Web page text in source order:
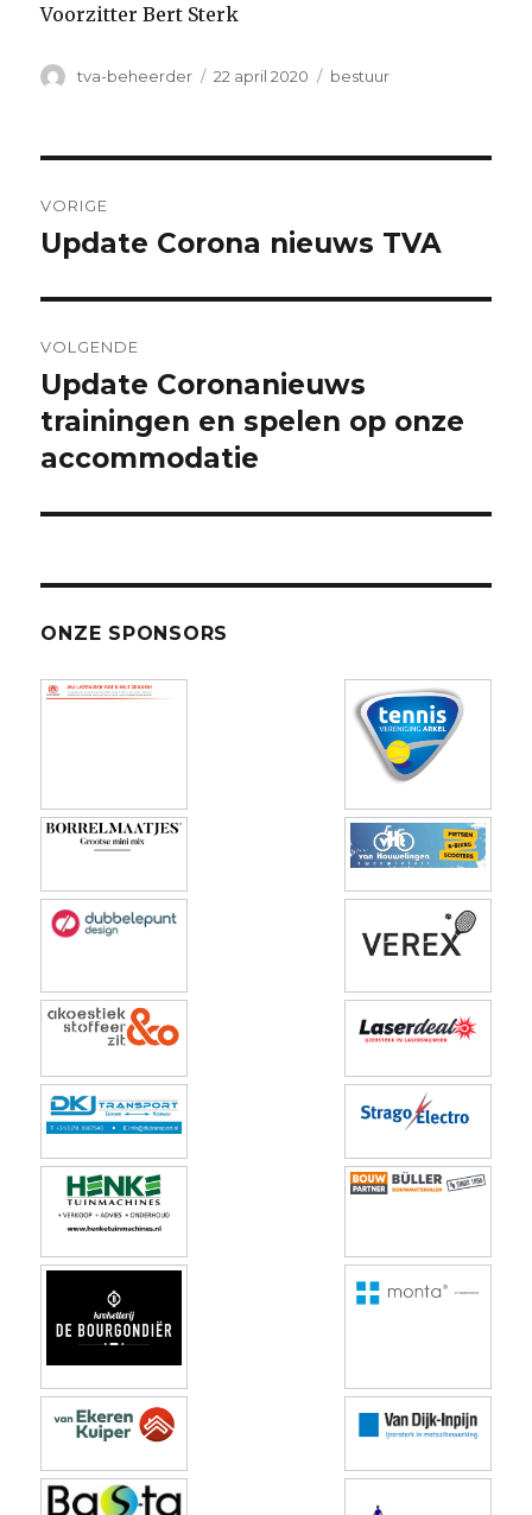
Voorzitter Bert Sterk
Auteur
tva-beheerder
Geplaatst
22 april 2020 Categorieën
bestuur
navigatie
VORIGE
Vorig
Update Corona nieuws TVA
VOLGENDE
Volgend
bericht:
Update Coronanieuws
trainingen en spelen op onze
accommodatie
ONZE SPONSORS